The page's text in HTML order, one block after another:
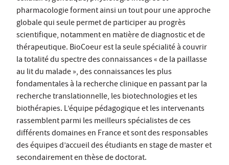
pharmacologie forment ainsi un tout pour une approche
globale qui seule permet de participer au progrès
scientifique, notamment en matière de diagnostic et de
thérapeutique. BioCoeur est la seule spécialité à couvrir
la totalité du spectre des connaissances « de la paillasse
au lit du malade », des connaissances les plus
fondamentales à la recherche clinique en passant par la
recherche translationnelle, les biotechnologies et les
biothérapies. L’équipe pédagogique et les intervenants
rassemblent parmi les meilleurs spécialistes de ces
différents domaines en France et sont des responsables
des équipes d’accueil des étudiants en stage de master et
secondairement en thèse de doctorat.